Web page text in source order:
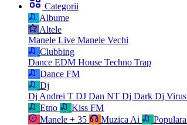
Categorii
Albume
Altele
Manele Live Manele Vechi
Clubbing
Dance EDM House Techno Trap
Dance FM
Dj
Dj Andrei T DJ Dan NT Dj Dark Dj Virus
Etno
Kiss FM
Manele + 35 Muzica Ai Populara